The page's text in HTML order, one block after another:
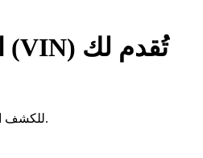
هل ترغب بمعرفة المزيد عن سيارتك سوبارو؟ استخدم برنامج Spyne لفك تشفير رقم الهيكل (VIN) للكشف الفوري عن المواصفات التفصيلية، بما في ذلك نوع المحرك وسنة الإنتاج.